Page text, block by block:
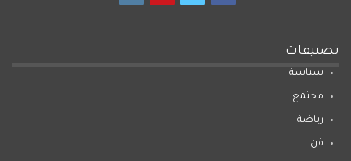
تصنيفات
سياسة
مجتمع
رياضة
فن